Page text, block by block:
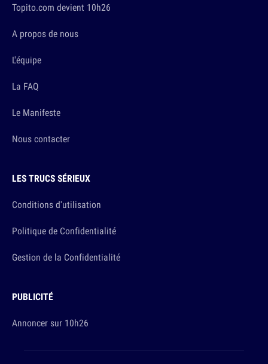
Topito.com devient 10h26
A propos de nous
L'équipe
La FAQ
Le Manifeste
Nous contacter
LES TRUCS SÉRIEUX
Conditions d'utilisation
Politique de Confidentialité
Gestion de la Confidentialité
PUBLICITÉ
Annoncer sur 10h26